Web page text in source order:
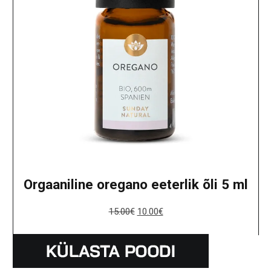
Orgaaniline oregano eeterlik õli 5 ml
15.00€ 10.00€